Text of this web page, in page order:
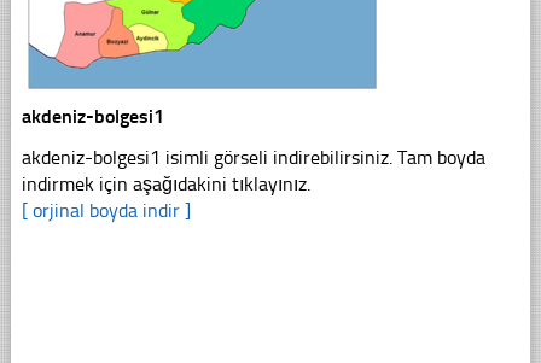
akdeniz-bolgesi1
akdeniz-bolgesi1 isimli görseli indirebilirsiniz. Tam boyda
indirmek için aşağıdakini tıklayınız.
[ orjinal boyda indir ]